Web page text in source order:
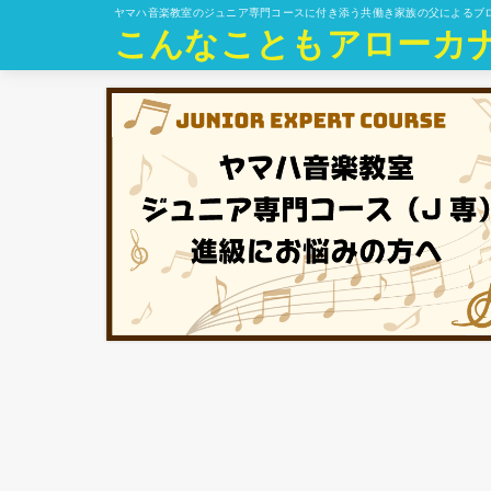
ヤマハ音楽教室のジュニア専門コースに付き添う共働き家族の父によるブ
こんなこともアローカ